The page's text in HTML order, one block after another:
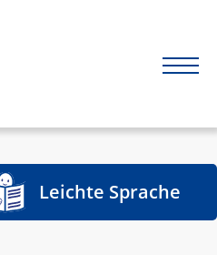
Leichte Sprache